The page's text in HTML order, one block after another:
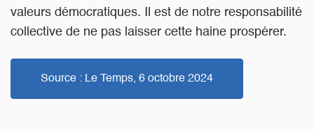
valeurs démocratiques. Il est de notre responsabilité
collective de ne pas laisser cette haine prospérer.
Source : Le Temps, 6 octobre 2024